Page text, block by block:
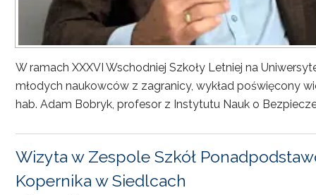
W ramach XXXVI Wschodniej Szkoły Letniej na
młodych naukowców z zagranicy, wykład poświęcony
hab. Adam Bobryk, profesor z Instytutu Nauk o
Wizyta w Zespole Szkół
Kopernika w Siedlcach